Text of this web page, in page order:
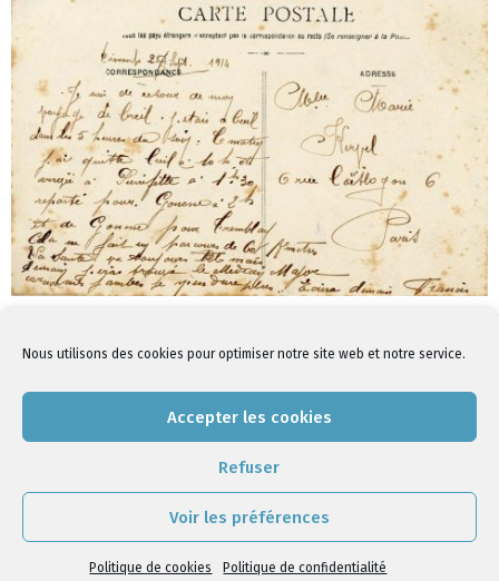
Nous utilisons des cookies pour optimiser notre site web et notre service.
Accepter les cookies
Refuser
Voir les préférences
Politique de cookies Politique de confidentialité
151 | date : 27/09/1914
Retour
30
Politique de cookies
Politique de confidentialité